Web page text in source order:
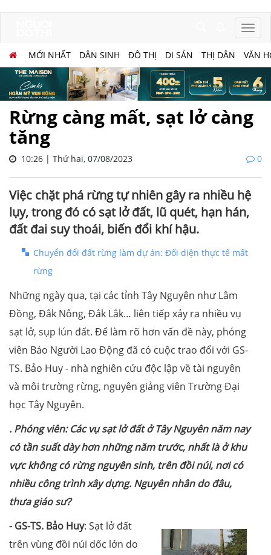
MỚI NHẤT DÂN SINH ĐÔ THỊ DI SẢN THỊ DÂN VĂN
Rừng càng mất, sạt lở càng
tăng
10:26 | Thứ hai, 07/08/2023 0
Việc chặt phá rừng tự nhiên gây ra nhiều hệ
lụy, trong đó có sạt lở đất, lũ quét, hạn hán,
đất đai suy thoái, biến đổi khí hậu.
Chuyển đổi đất rừng làm dự án: Đối diện thực tế mất
rừng
Những ngày qua, tại các tỉnh Tây Nguyên như Lâm
Đồng, Đắk Nông, Đắk Lắk… liên tiếp xảy ra nhiều vụ
sạt lở, sụp lún đất. Để làm rõ hơn vấn đề này, phóng
viên Báo Người Lao Động đã có cuộc trao đổi với GS-
TS. Bảo Huy - nhà nghiên cứu độc lập về tài nguyên
và môi trường rừng, nguyên giảng viên Trường Đại
học Tây Nguyên.
. Phóng viên:Các vụ sạt lở đất ở Tây Nguyên năm nay
có tần suất dày hơn những năm trước, nhất là ở khu
vực không có rừng nguyên sinh, trên đồi núi, nơi có
nhiều công trình xây dựng. Nguyên nhân do đâu,
thưa giáo sư?
- GS-TS. Bảo Huy: Sạt lở đất
trên vùng đồi núi dốc lớn do